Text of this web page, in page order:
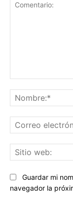
Guardar mi
navegador la